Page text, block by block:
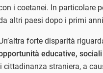
i coetanei. In particolare
altri paesi dopo i primi
forte disparità
educative,
straniera, a